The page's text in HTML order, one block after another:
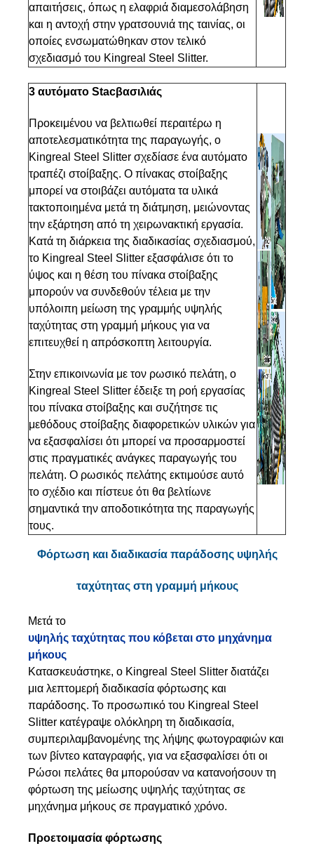
απαιτήσεις, όπως η ελαφριά διαμεσολάβηση
και η αντοχή στην γρατσουνιά της ταινίας, οι
οποίες ενσωματώθηκαν στον τελικό
σχεδιασμό του Kingreal Steel Slitter.
3 αυτόματο Stacβασιλιάς
Προκειμένου να βελτιωθεί περαιτέρω η
αποτελεσματικότητα της παραγωγής, ο
Kingreal Steel Slitter σχεδίασε ένα αυτόματο
τραπέζι στοίβαξης. Ο πίνακας στοίβαξης
μπορεί να στοιβάζει αυτόματα τα υλικά
τακτοποιημένα μετά τη διάτμηση, μειώνοντας
την εξάρτηση από τη χειρωνακτική εργασία.
Κατά τη διάρκεια της διαδικασίας σχεδιασμού,
το Kingreal Steel Slitter εξασφάλισε ότι το
ύψος και η θέση του πίνακα στοίβαξης
μπορούν να συνδεθούν τέλεια με την
υπόλοιπη μείωση της γραμμής υψηλής
ταχύτητας στη γραμμή μήκους για να
επιτευχθεί η απρόσκοπτη λειτουργία.
Στην επικοινωνία με τον ρωσικό πελάτη, ο
Kingreal Steel Slitter έδειξε τη ροή εργασίας
του πίνακα στοίβαξης και συζήτησε τις
μεθόδους στοίβαξης διαφορετικών υλικών για
να εξασφαλίσει ότι μπορεί να προσαρμοστεί
στις πραγματικές ανάγκες παραγωγής του
πελάτη. Ο ρωσικός πελάτης εκτιμούσε αυτό
το σχέδιο και πίστευε ότι θα βελτίωνε
σημαντικά την αποδοτικότητα της παραγωγής
τους.
Φόρτωση και διαδικασία παράδοσης υψηλής
ταχύτητας στη γραμμή μήκους
Μετά το
υψηλής ταχύτητας που κόβεται στο μηχάνημα
μήκους
Κατασκευάστηκε, ο Kingreal Steel Slitter διατάζει
μια λεπτομερή διαδικασία φόρτωσης και
παράδοσης. Το προσωπικό του Kingreal Steel
Slitter κατέγραψε ολόκληρη τη διαδικασία,
συμπεριλαμβανομένης της λήψης φωτογραφιών και
των βίντεο καταγραφής, για να εξασφαλίσει ότι οι
Ρώσοι πελάτες θα μπορούσαν να κατανοήσουν τη
φόρτωση της μείωσης υψηλής ταχύτητας σε
μηχάνημα μήκους σε πραγματικό χρόνο.
Προετοιμασία φόρτωσης